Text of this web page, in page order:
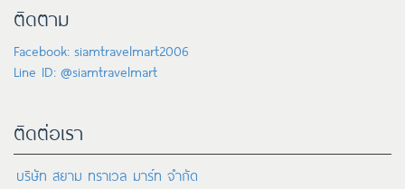
ติดตาม
Facebook: siamtravelmart2006
Line ID: @siamtravelmart
ติดต่อเรา
บริษัท สยาม ทราเวล มาร์ท จำกัด